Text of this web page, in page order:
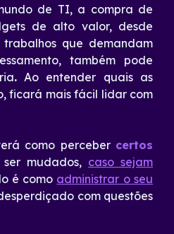
de TI, a compra de
de alto valor, desde
que demandam
também pode
.Ao entender quais as
ficará mais fácil lidar com
como perceber certos
mudados, caso sejam
é como administrar o seu
com questões